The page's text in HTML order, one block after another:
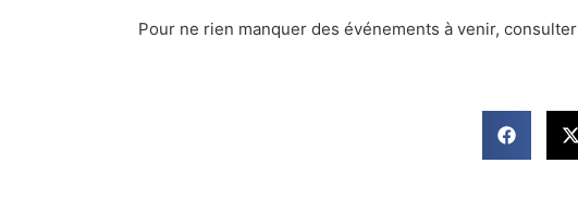
Pour ne rien manquer des événements à venir, consulter